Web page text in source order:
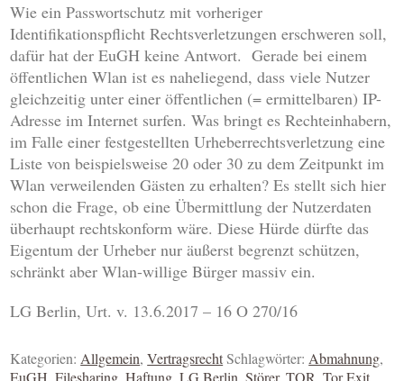
Wie ein Passwortschutz mit vorheriger
Identifikationspflicht Rechtsverletzungen erschweren soll,
dafür hat der EuGH keine Antwort. Gerade bei einem
öffentlichen Wlan ist es naheliegend, dass viele Nutzer
gleichzeitig unter einer öffentlichen (= ermittelbaren) IP-
Adresse im Internet surfen. Was bringt es Rechteinhabern,
im Falle einer festgestellten Urheberrechtsverletzung eine
Liste von beispielsweise 20 oder 30 zu dem Zeitpunkt im
Wlan verweilenden Gästen zu erhalten? Es stellt sich hier
schon die Frage, ob eine Übermittlung der Nutzerdaten
überhaupt rechtskonform wäre. Diese Hürde dürfte das
Eigentum der Urheber nur äußerst begrenzt schützen,
schränkt aber Wlan-willige Bürger massiv ein.
LG Berlin,Urt. v. 13.6.2017 – 16 O 270/16
Kategorien:Allgemein,VertragsrechtSchlagwörter:Abmahnung,